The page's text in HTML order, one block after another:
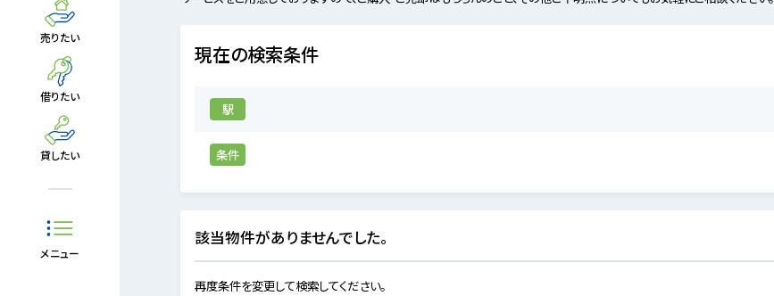
売りたい
借りたい
貸したい
メニュー
現在の検索条件
駅
条件
該当物件がありませんでした。
再度条件を変更して検索してください。